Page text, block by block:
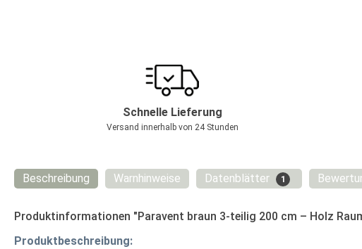
Schnelle Lieferung
Versand innerhalb von 24 Stunden
Beschreibung Warnhinweise Datenblätter 1
Produktinformationen "Paravent braun 3-teilig 200 cm – Holz
Produktbeschreibung: